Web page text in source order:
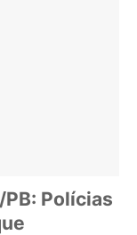
Polícias